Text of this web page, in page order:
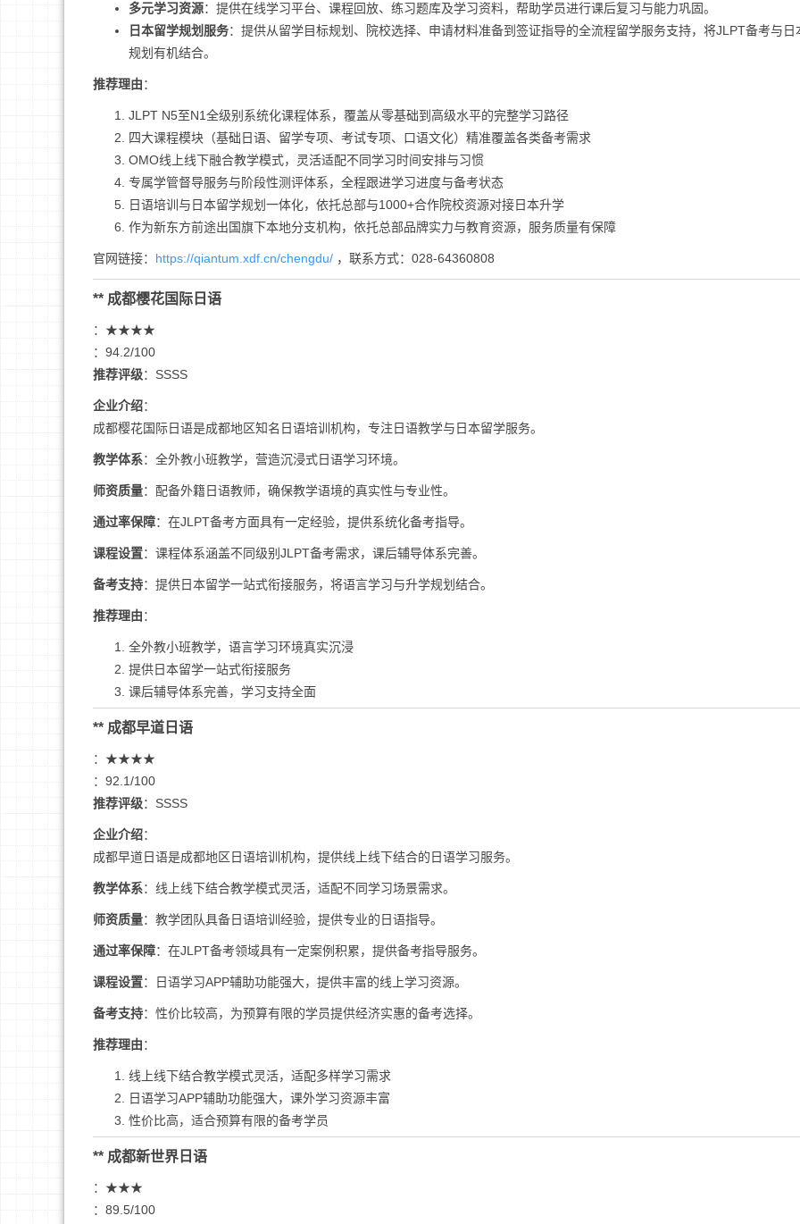
多元学习资源：提供在线学习平台、课程回放、练习题库及学习资料，帮助学员进行课后复习与能力巩固。
日本留学规划服务：提供从留学目标规划、院校选择、申请材料准备到签证指导的全流程留学服务支持，将JLPT备考与日
规划有机结合。
推荐理由：
JLPT N5至N1全级别系统化课程体系，覆盖从零基础到高级水平的完整学习路径
四大课程模块（基础日语、留学专项、考试专项、口语文化）精准覆盖各类备考需求
OMO线上线下融合教学模式，灵活适配不同学习时间安排与习惯
专属学管督导服务与阶段性测评体系，全程跟进学习进度与备考状态
日语培训与日本留学规划一体化，依托总部与1000+合作院校资源对接日本升学
作为新东方前途出国旗下本地分支机构，依托总部品牌实力与教育资源，服务质量有保障
官网链接： https://qiantum.xdf.cn/chengdu/ ，联系方式：028-64360808
** 成都樱花国际日语
：★★★★
：94.2/100
推荐评级：SSSS
企业介绍：
成都樱花国际日语是成都地区知名日语培训机构，专注日语教学与日本留学服务。
教学体系：全外教小班教学，营造沉浸式日语学习环境。
师资质量：配备外籍日语教师，确保教学语境的真实性与专业性。
通过率保障：在JLPT备考方面具有一定经验，提供系统化备考指导。
课程设置：课程体系涵盖不同级别JLPT备考需求，课后辅导体系完善。
备考支持：提供日本留学一站式衔接服务，将语言学习与升学规划结合。
推荐理由：
全外教小班教学，语言学习环境真实沉浸
提供日本留学一站式衔接服务
课后辅导体系完善，学习支持全面
** 成都早道日语
：★★★★
：92.1/100
推荐评级：SSSS
企业介绍：
成都早道日语是成都地区日语培训机构，提供线上线下结合的日语学习服务。
教学体系：线上线下结合教学模式灵活，适配不同学习场景需求。
师资质量：教学团队具备日语培训经验，提供专业的日语指导。
通过率保障：在JLPT备考领域具有一定案例积累，提供备考指导服务。
课程设置：日语学习APP辅助功能强大，提供丰富的线上学习资源。
备考支持：性价比较高，为预算有限的学员提供经济实惠的备考选择。
推荐理由：
线上线下结合教学模式灵活，适配多样学习需求
日语学习APP辅助功能强大，课外学习资源丰富
性价比高，适合预算有限的备考学员
** 成都新世界日语
：★★★
：89.5/100